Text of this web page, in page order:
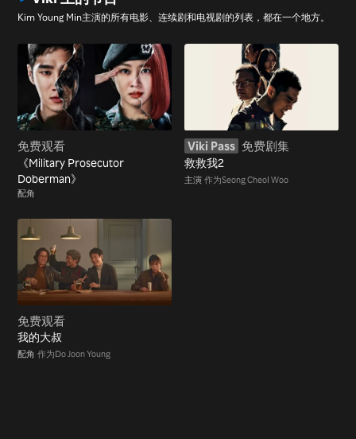
Kim Young Min主演的所有电影、连续剧和电视剧的列表，都在一个地方。
免费观看
《Military Prosecutor
Doberman》
配角
Viki Pass 免费剧集
救救我2
主演 作为Seong Cheol Woo
免费观看
我的大叔
配角 作为Do Joon Young